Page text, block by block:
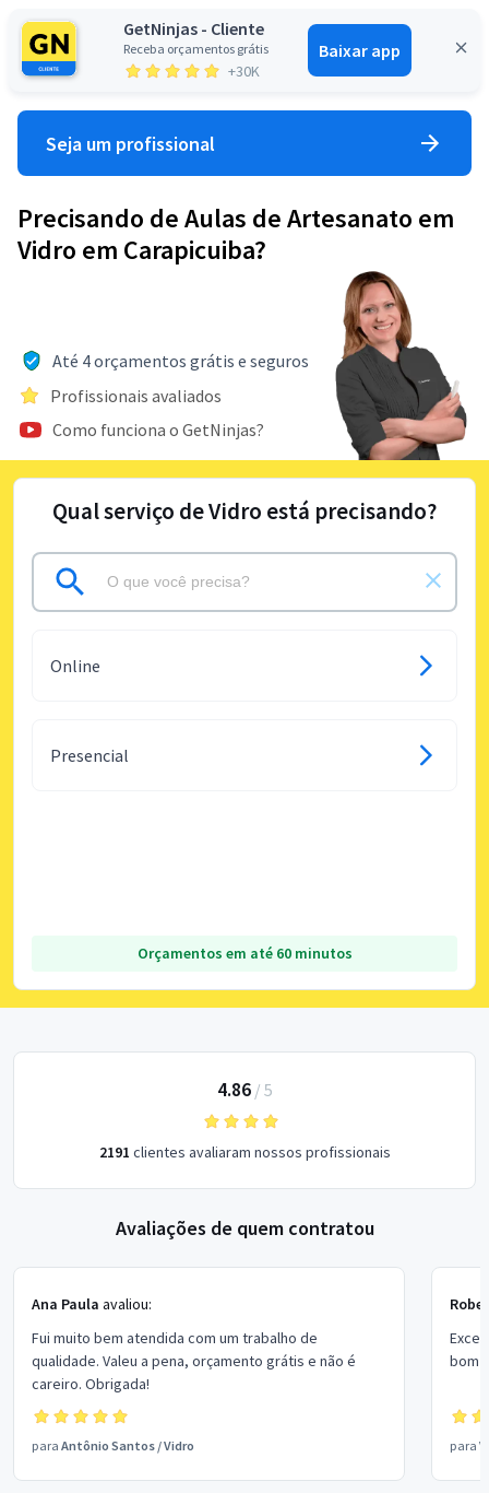
GetNinjas - Cliente
Receba orçamentos grátis
+30K
Baixar app
Entrar
Seja um profissional
Precisando de Aulas de Artesanato em
Vidro em Carapicuiba?
Até 4 orçamentos grátis e seguros
Profissionais avaliados
Como funciona o GetNinjas?
Qual serviço de Vidro está precisando?
Online
Presencial
Orçamentos em até 60 minutos
4.86/ 5
2191 clientes avaliaram nossos profissionais
Avaliações de quem contratou
Ana Paula avaliou:
Fui muito bem atendida com um trabalho de
qualidade. Valeu a pena, orçamento grátis e não é
careiro. Obrigada!
para Antônio Santos /Vidro
bom
para